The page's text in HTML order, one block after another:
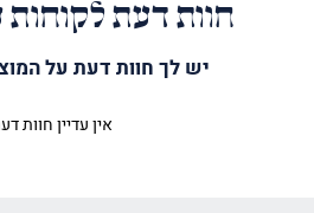
חוות דעת לקוחות
יש לך חוות דעת על
אין עדיין חוות